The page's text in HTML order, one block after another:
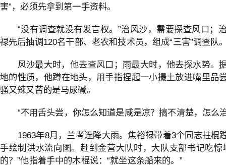
害”，必须先拿到第一手资料。
“没有调查就没有发言权。”治风沙，需要探查风口；
禄先后抽调120名干部、老农和技术员，组成“三害”调查队
风沙最大时，他去查风口；雨最大时，他去探水势。
地的性质，他蹲在地头，用手指捏起一小撮土放进嘴里品
骚又辣又苦的是马尿碱。
“不用舌头尝，你怎么知道是咸是凉？搞不清楚，怎么
1963年8月，兰考连降大雨。焦裕禄带着3个同志拄棍
手绘制洪水流向图。赶到金营大队时，大队支部书记吃惊
的？”他指着手中的木棍说：“就坐这条船来的。”